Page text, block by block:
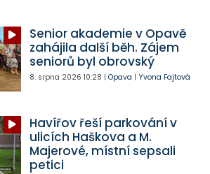
Senior akademie v Opavě
zahájila další běh. Zájem
seniorů byl obrovský
8. srpna 2026 10:28 | Opava | Yvona Fajtová
Havířov řeší parkování v
ulicích Haškova a M.
Majerové, místní sepsali
petici